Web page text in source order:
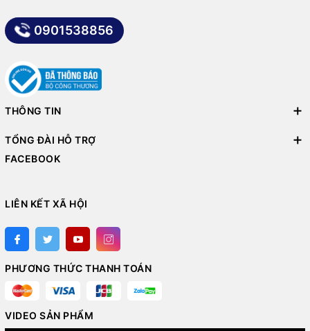
0901538856
THÔNG TIN
TỔNG ĐÀI HỖ TRỢ
FACEBOOK
LIÊN KẾT XÃ HỘI
PHƯƠNG THỨC THANH TOÁN
VIDEO SẢN PHẨM